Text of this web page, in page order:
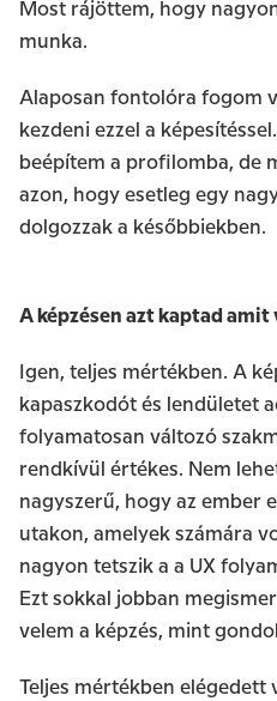
Most rájöttem, hogy
munka.
Alaposan fontolóra fogom
kezdeni ezzel a
beépítem a profilomba, de
azon, hogy esetleg egy
dolgozzak a későbbiekben.
A képzésen azt kaptad amit
Igen, teljes mértékben. A
kapaszkodót és lendületet
folyamatosan változó
rendkívül értékes. Nem
nagyszerű, hogy az ember
utakon, amelyek számára
nagyon tetszik a a UX
Ezt sokkal jobban
velem a képzés, mint
Teljes mértékben elégedett